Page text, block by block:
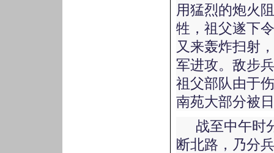
用猛烈的炮火
牲，祖父遂下
又来轰炸扫射
军进攻。敌步
祖父部队由于
南苑大部分被
战至中午时
断北路，乃分